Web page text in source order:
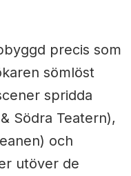
precis som
sömlöst
spridda
Södra Teatern),
och
utöver de